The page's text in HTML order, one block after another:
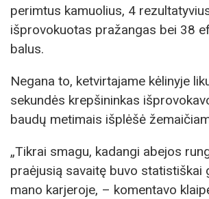
perimtus kamuolius, 4
išprovokuotas pražangas bei 38
balus.
Negana to, ketvirtajame kėlinyje
sekundės krepšininkas
baudų metimais išplėšė
„Tikrai smagu, kadangi abejos
praėjusią savaitę buvo statistiškai
mano karjeroje, – komentavo